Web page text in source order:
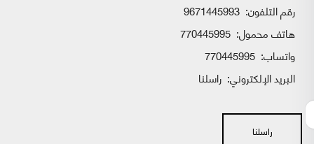
رقم التلفون: 9671445993
هاتف محمول: 770445995
واتساب:
البريد الإلكتروني: راسلنا
راسلنا